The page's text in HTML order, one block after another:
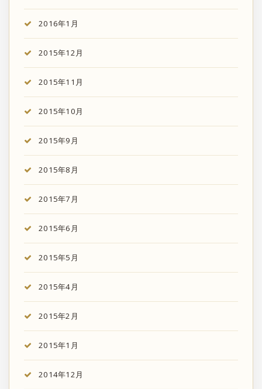
2016年1月
2015年12月
2015年11月
2015年10月
2015年9月
2015年8月
2015年7月
2015年6月
2015年5月
2015年4月
2015年2月
2015年1月
2014年12月